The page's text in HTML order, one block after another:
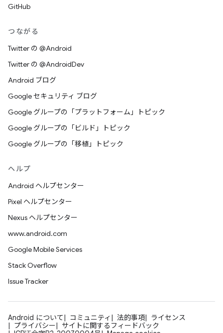
GitHub
つながる
Twitter の @Android
Twitter の @AndroidDev
Android ブログ
Google セキュリティ ブログ
Google グループの「プラットフォーム」トピック
Google グループの「ビルド」トピック
Google グループの「移植」トピック
ヘルプ
Android ヘルプセンター
Pixel ヘルプセンター
Nexus ヘルプセンター
www.android.com
Google Mobile Services
Stack Overflow
Issue Tracker
Android について コミュニティ 法的事項
ライセンス
プライバシー
サイトに関するフィードバック